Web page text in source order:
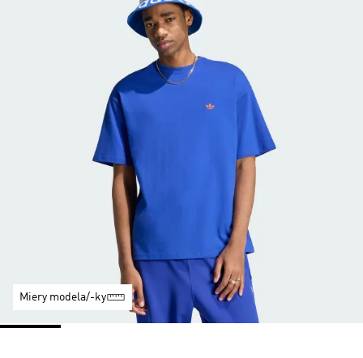
Miery modela/-ky